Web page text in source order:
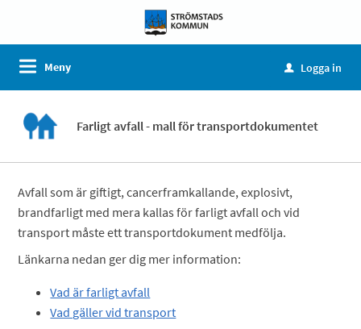
Meny u Logga in
Farligt avfall - mall för transportdokumentet
Avfall som är giftigt, cancerframkallande, explosivt,
brandfarligt med mera kallas för farligt avfall och vid
transport måste ett transportdokument medfölja.
Länkarna nedan ger dig mer information:
Vad är farligt avfall
Vad gäller vid transport